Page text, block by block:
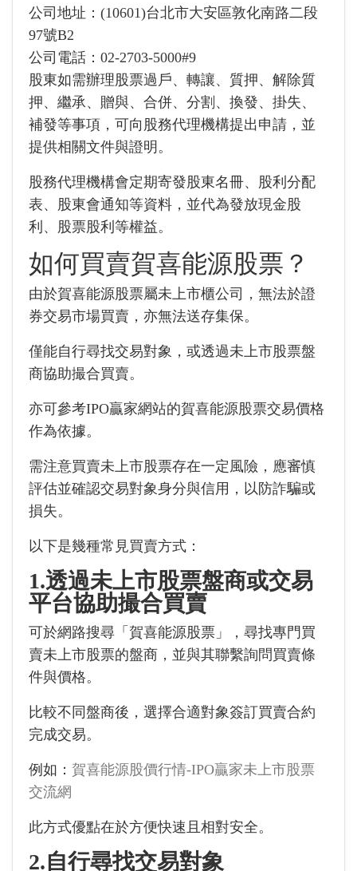
公司地址：(10601)台北市大安區敦化南路二段
97號B2
公司電話：02-2703-5000#9
股東如需辦理股票過戶、轉讓、質押、解除質
押、繼承、贈與、合併、分割、換發、掛失、
補發等事項，可向股務代理機構提出申請，並
提供相關文件與證明。
股務代理機構會定期寄發股東名冊、股利分配
表、股東會通知等資料，並代為發放現金股
利、股票股利等權益。
如何買賣賀喜能源股票？
由於賀喜能源股票屬未上市櫃公司，無法於證
券交易市場買賣，亦無法送存集保。
僅能自行尋找交易對象，或透過未上市股票盤
商協助撮合買賣。
亦可參考IPO贏家網站的賀喜能源股票交易價格
作為依據。
需注意買賣未上市股票存在一定風險，應審慎
評估並確認交易對象身分與信用，以防詐騙或
損失。
以下是幾種常見買賣方式：
1.透過未上市股票盤商或交易
平台協助撮合買賣
可於網路搜尋「賀喜能源股票」，尋找專門買
賣未上市股票的盤商，並與其聯繫詢問買賣條
件與價格。
比較不同盤商後，選擇合適對象簽訂買賣合約
完成交易。
例如： 賀喜能源股價行情-IPO贏家未上市股票
交流網
此方式優點在於方便快速且相對安全。
2.自行尋找交易對象